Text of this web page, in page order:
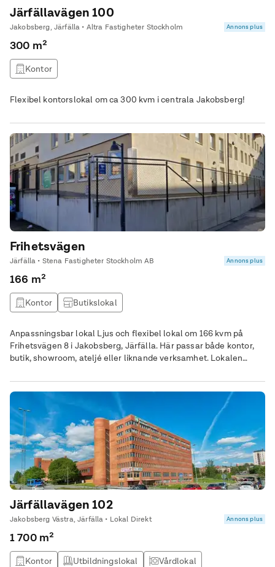
Järfällavägen 100
Jakobsberg, Järfälla • Altra Fastigheter Stockholm Annons plus
300 m²
Kontor
Flexibel kontorslokal om ca 300 kvm i centrala Jakobsberg!
Frihetsvägen
Järfälla • Stena Fastigheter Stockholm AB Annons plus
166 m²
Kontor Butikslokal
Anpassningsbar lokal Ljus och flexibel lokal om 166 kvm på
Frihetsvägen 8 i Jakobsberg, Järfälla. Här passar både kontor,
butik, showroom, ateljé eller liknande verksamhet. Lokalen
önskemål och specifika behov – en möjlighet att skapa en helt
egen prägel. Planlösningen rymmer öppet kontorslandskap,
större kontors-/konferensrum, mötesrum, lounge samt pentry
med matplats. Det finns även förråd och två wc. Lokalen har
goda skyltmöjligheter.
Järfällavägen 102
Jakobsberg Västra, Järfälla • Lokal Direkt Annons plus
1 700 m²
Kontor Utbildningslokal Vårdlokal